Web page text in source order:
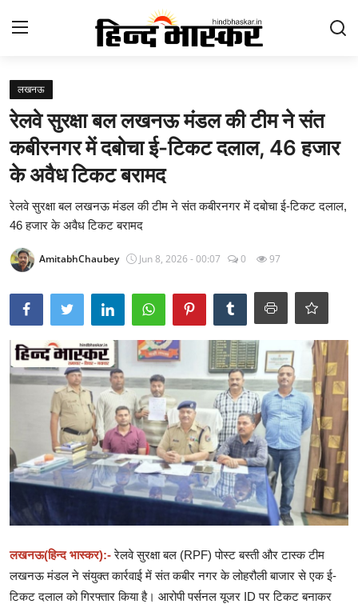
Contact
होम
राष्ट्र चिंतन
आज का विचार
मनोरंजन
epaper
देश- विदेश
राशिफल
खेत- खलिहान
धर्म- अध्यात्म
आहार -विहार
हमारा जनप्रतिनिधि
नये भारत की नई तस्वीर
लखनऊ
रेलवे सुरक्षा बल लखनऊ मंडल की टीम ने संत
कबीरनगर में दबोचा ई-टिकट दलाल, 46 हजार
के अवैध टिकट बरामद
रेलवे सुरक्षा बल लखनऊ मंडल की टीम ने संत कबीरनगर में दबोचा ई-टिकट दलाल,
46 हजार के अवैध टिकट बरामद
AmitabhChaubey Jun 8, 2026 - 00:07 0 97
लखनऊ(हिन्द भास्कर):-रेलवे सुरक्षा बल (RPF) पोस्ट बस्ती और टास्क टीम
लखनऊ मंडल ने संयुक्त कार्रवाई में संत कबीर नगर के लोहरौली बाजार से एक ई-
टिकट दलाल को गिरफ्तार किया है। आरोपी पर्सनल यूजर ID पर टिकट बनाकर